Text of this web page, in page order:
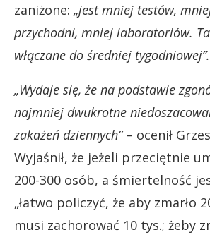
zaniżone: „jest mniej testów,
przychodni, mniej laboratoriów.
włączane do średniej tygodniowej”.
„Wydaje się, że na podstawie
najmniej dwukrotne
zakażeń dziennych”– ocenił
Wyjaśnił, że jeżeli przeciętnie
200-300 osób, a śmiertelność
„łatwo policzyć, że aby zmarło
musi zachorować 10 tys.; żeby